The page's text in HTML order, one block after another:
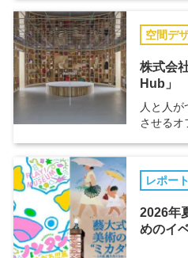
空間デ
株式会
Hub」
人と人
させるオ
レポート
2026年
めのイ